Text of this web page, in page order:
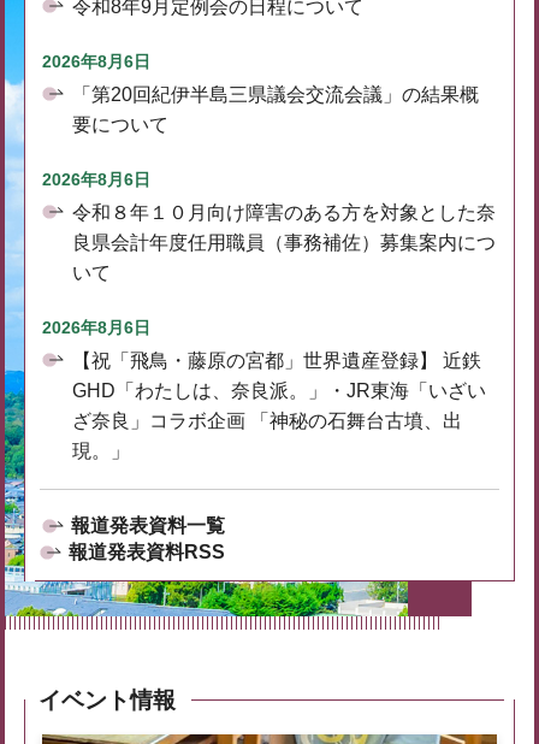
令和8年9月定例会の日程について
2026年8月6日
「第20回紀伊半島三県議会交流会議」の結果概
要について
2026年8月6日
令和８年１０月向け障害のある方を対象とした奈
良県会計年度任用職員（事務補佐）募集案内につ
いて
2026年8月6日
【祝「飛鳥・藤原の宮都」世界遺産登録】 近鉄
GHD「わたしは、奈良派。」・JR東海「いざい
ざ奈良」コラボ企画 「神秘の石舞台古墳、出
現。」
報道発表資料一覧
報道発表資料RSS
イベント情報